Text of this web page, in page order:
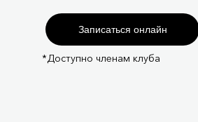
Записаться онлайн
*Доступно членам клуба